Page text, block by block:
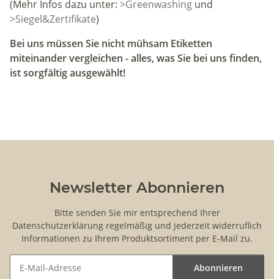
(Mehr Infos dazu unter: >Greenwashing und
>Siegel&Zertifikate)
Bei uns müssen Sie nicht mühsam Etiketten
miteinander vergleichen - alles, was Sie bei uns finden,
ist sorgfältig ausgewählt!
Newsletter Abonnieren
Bitte senden Sie mir entsprechend Ihrer
Datenschutzerklärung regelmäßig und jederzeit widerruflich
Informationen zu Ihrem Produktsortiment per E-Mail zu.
Abonnieren